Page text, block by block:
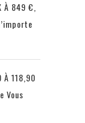
849 €,
À 118,90
Vous